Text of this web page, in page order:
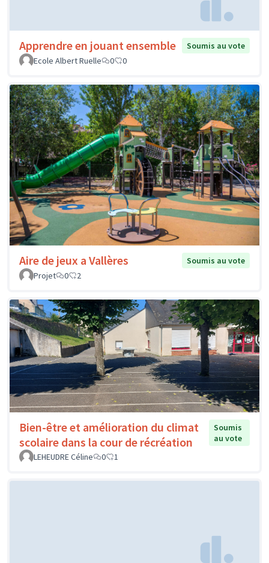
Apprendre en jouant ensemble
Soumis au vote
Ecole Albert Ruelle
0 0
Aire de jeux a Vallères
Soumis au vote
Projet
0 2
Bien-être et amélioration du climat
scolaire dans la cour de récréation
Soumis
au vote
LEHEUDRE Céline
0 1